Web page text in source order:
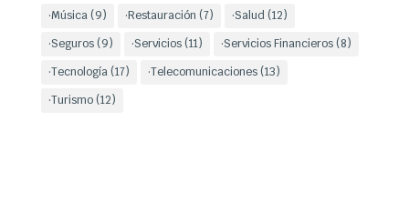
·Música(9) ·Restauración (7) ·Salud (12)
·Seguros(9) ·Servicios(11) ·Servicios Financieros(8)
·Tecnología(17) ·Telecomunicaciones(13)
·Turismo(12)